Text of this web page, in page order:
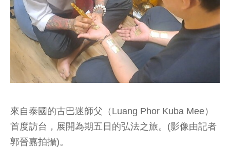
來自泰國的古巴迷師父（Luang Phor Kuba Mee）
首度訪台，展開為期五日的弘法之旅。(影像由記者
郭晉嘉拍攝)。